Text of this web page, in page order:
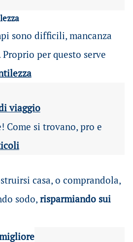
sono difficili, mancanza
per questo serve
viaggio
Come si trovano, pro e
casa, o comprandola,
sodo,risparmiando sui